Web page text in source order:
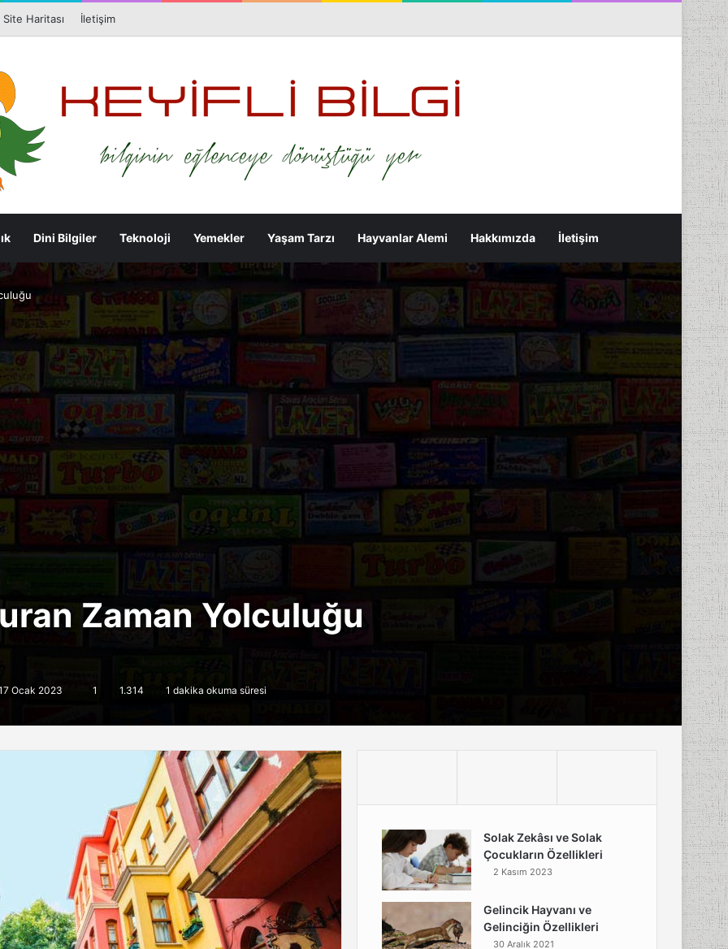
Site Haritası İletişim
Dini Bilgiler Teknoloji Yemekler Yaşam Tarzı Hayvanlar Alemi Hakkımızda İletişim
Zaman Yolculuğu
Ocak 2023 1 1.314 1 dakika okuma süresi
Solak Zekâsı ve Solak
Çocukların Özellikleri
2 Kasım 2023
Gelincik Hayvanı ve
Gelinciğin Özellikleri
30 Aralık 2021